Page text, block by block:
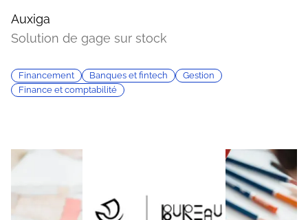
Auxiga
Solution de gage sur stock
Financement Banques et fintech
Gestion
Finance et comptabilité